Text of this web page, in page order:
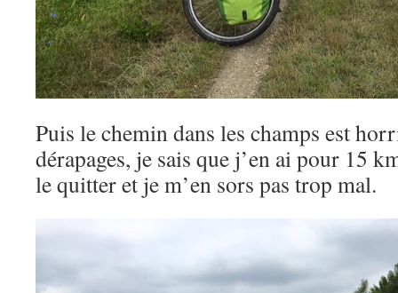
Puis le chemin dans les champs est
dérapages, je sais que j’en ai pour 15
le quitter et je m’en sors pas trop mal.